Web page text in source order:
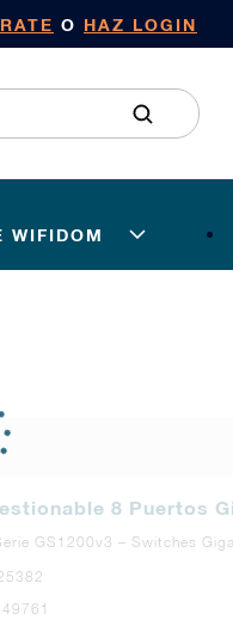
O HAZ LOGIN
WIFIDOM
8 Puertos
GS1200v3 – Switches